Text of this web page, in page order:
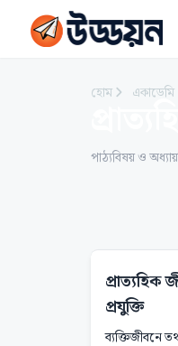
হোম একাডেমি
পাঠ্যবিষয় ও
প্রাত্যহিক
প্রযুক্তি
ব্যক্তিজীবনে